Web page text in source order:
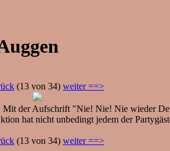
(13 von 34) weiter ==>
der Aufschrift "Nie! Nie! Nie wieder
hat nicht unbedingt jedem der
(13 von 34) weiter ==>